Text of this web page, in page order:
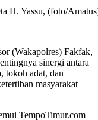
H. Yassu, (foto/
(Wakapolres) Fakfak,
sinergi antara
tokoh adat, dan
masyarakat
TempoTimur.com